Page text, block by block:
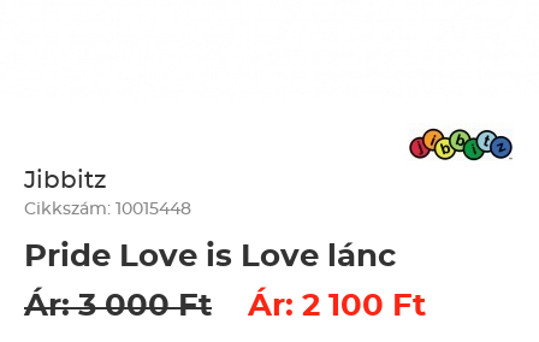
Jibbitz
Cikkszám: 10015448
Pride Love is Love lánc
Ár: 3 000 Ft
Ár: 2 100 Ft